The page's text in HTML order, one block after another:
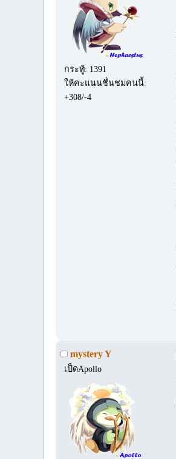
กระทู้: 1391
ให้คะแนนชื่นชมคนนี้:
+308/-4
mystery Y
เป็ดApollo